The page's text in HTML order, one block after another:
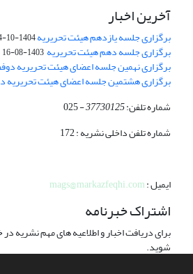
آخرین اخبار
برگزاری جلسه یازدهم هیئت تحریریه1404-10-24
برگزاری جلسه دهم هیئت تحریریه 1403-08-16
برگزاری نهمین جلسه اعضای هیئت تحریریه
برگزاری هشتمین جلسه اعضای هیئت تحریریه
شماره تلفن:37730125
- 025
شماره تلفن داخلی نشریه : 172
ایمیل :mags@markazfeqhi.com
اشتراک خبرنامه
برای دریافت اخبار و اطلاعیه های مهم نشریه
شوید.